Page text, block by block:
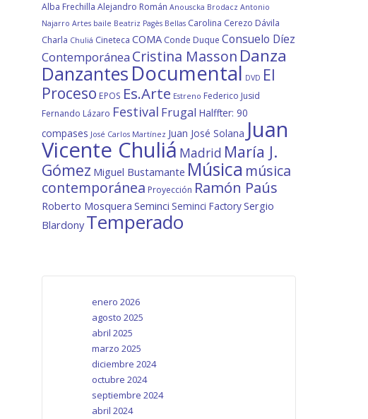
Alba Frechilla Alejandro Román Anouscka Brodacz Antonio
Najarro Artes baile Beatriz Pagès Bellas Carolina Cerezo Dávila
Charla Chuliá Cineteca COMA Conde Duque Consuelo Díez
Contemporánea Cristina Masson Danza
Danzantes Documental DVD El
Proceso EPOS Es.Arte Estreno Federico Jusid
Fernando Lázaro Festival Frugal Halffter: 90
compases José Carlos Martínez Juan José Solana Juan
Vicente Chuliá Madrid María J.
Gómez Miguel Bustamante Música música
contemporánea Proyección Ramón Paús
Roberto Mosquera Seminci Seminci FactorySergio
Blardony Temperado
enero 2026
agosto 2025
abril 2025
marzo 2025
diciembre 2024
octubre 2024
septiembre 2024
abril 2024